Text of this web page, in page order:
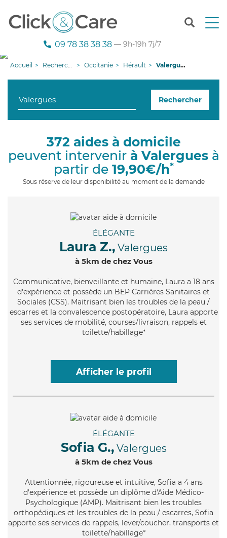
T
n
g
i
09 78 38 38 38 — 9h-19h 7j/7
Accueil Recherche aide à domicile Occitanie Hérault Valergues
Rechercher
372 aides à domicile
peuvent intervenir à Valerguesà
partir de 19,90€/h*
Sous réserve de leur disponibilité au moment de la demande
ÉLÉGANTE
Laura Z., Valergues
à 5km de chez Vous
Communicative, bienveillante et humaine, Laura a 18 ans
d'expérience et possède un BEP Carrières Sanitaires et
Sociales (CSS). Maitrisant bien les troubles de la peau /
escarres et la convalescence postopératoire, Laura apporte
ses services de mobilité, courses/livraison, rappels et
toilette/habillage*
Afficher le profil
ÉLÉGANTE
Sofia G., Valergues
à 5km de chez Vous
Attentionnée, rigoureuse et intuitive, Sofia a 4 ans
d'expérience et possède un diplôme d'Aide Médico-
Psychologique (AMP). Maitrisant bien les troubles
orthopédiques et les troubles de la peau / escarres, Sofia
apporte ses services de rappels, lever/coucher, transports et
toilette/habillage*